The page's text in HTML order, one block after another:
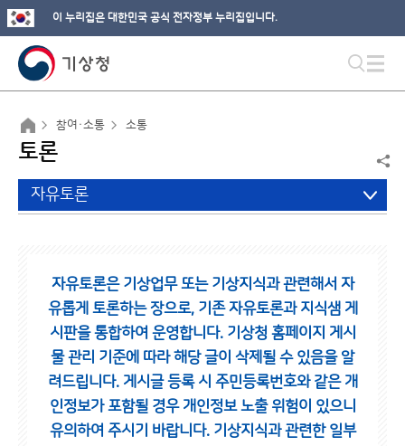
이 누리집은 대한민국 공식 전자정부 누리집입니다.
참여·소통 소통
토론
자유토론
자유토론은 기상업무 또는 기상지식과 관련해서 자
유롭게 토론하는 장으로, 기존 자유토론과 지식샘 게
시판을 통합하여 운영합니다. 기상청 홈페이지 게시
물 관리 기준에 따라 해당 글이 삭제될 수 있음을 알
려드립니다. 게시글 등록 시 주민등록번호와 같은 개
인정보가 포함될 경우 개인정보 노출 위험이 있으니
유의하여 주시기 바랍니다. 기상지식과 관련한 일부